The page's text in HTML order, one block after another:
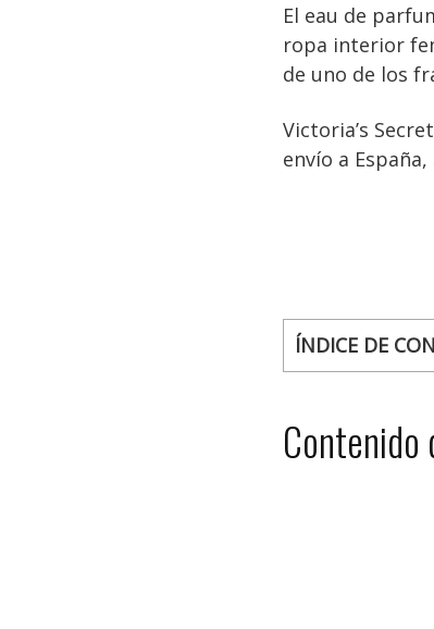
El eau de
ropa interior
de uno de los
Victoria’s
envío a
ÍNDICE DE